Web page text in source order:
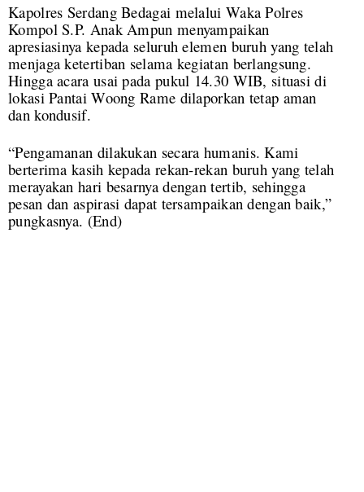
Kapolres Serdang Bedagai melalui Waka Polres
Kompol S.P. Anak Ampun menyampaikan
apresiasinya kepada seluruh elemen buruh yang telah
menjaga ketertiban selama kegiatan berlangsung.
Hingga acara usai pada pukul 14.30 WIB, situasi di
lokasi Pantai Woong Rame dilaporkan tetap aman
dan kondusif.
“Pengamanan dilakukan secara humanis. Kami
berterima kasih kepada rekan-rekan buruh yang telah
merayakan hari besarnya dengan tertib, sehingga
pesan dan aspirasi dapat tersampaikan dengan baik,”
pungkasnya. (End)